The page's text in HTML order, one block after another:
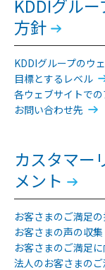
KDDIグル
方針
KDDIグループのウ
目標とするレベル
各ウェブサイトで
お問い合わせ先
カスタマー
メント
お客さまのご満足
お客さまの声の収集
お客さまのご満足
法人のお客さまの